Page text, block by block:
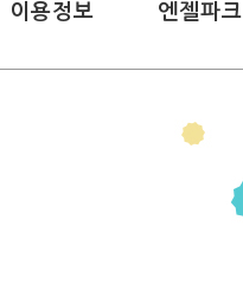
이용정보 엔젤파크